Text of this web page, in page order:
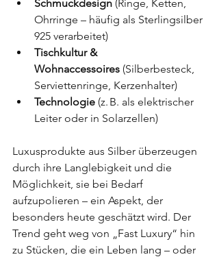
Schmuckdesign (Ringe, Ketten,
Ohrringe – häufig als Sterlingsilber
925 verarbeitet)
Tischkultur &
Wohnaccessoires (Silberbesteck,
Serviettenringe, Kerzenhalter)
Technologie (z. B. als elektrischer
Leiter oder in Solarzellen)
Luxusprodukte aus Silber überzeugen
durch ihre Langlebigkeit und die
Möglichkeit, sie bei Bedarf
aufzupolieren – ein Aspekt, der
besonders heute geschätzt wird. Der
Trend geht weg von „Fast Luxury“ hin
zu Stücken, die ein Leben lang – oder